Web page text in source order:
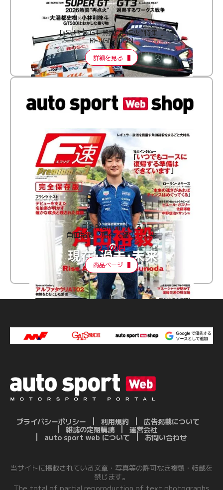
［ SUPER GT 熱闘“再点火”特集 ］
RE:IGNITION
詳細を見る
F速 Premium Vol.3
角田裕毅 現在・過去・未来
2,100円
商品ページ
プライバシーポリシー 利用規約
広告掲載について
雑誌の定期購読
運営会社
auto sport web について
お問い合わせ
当サイトに掲載されている文章・写真等の許可なき複製・転載を
禁じます。
The total of partial reporoduction of text,photographs